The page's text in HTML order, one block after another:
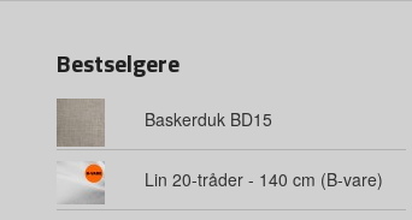
Bestselgere
Baskerduk BD15
Lin 20-tråder - 140 cm (B-vare)